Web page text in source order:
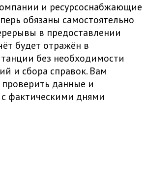
и ресурсоснабжающие
обязаны самостоятельно
в предоставлении
будет отражён в
без необходимости
и сбора справок. Вам
данные и
фактическими днями